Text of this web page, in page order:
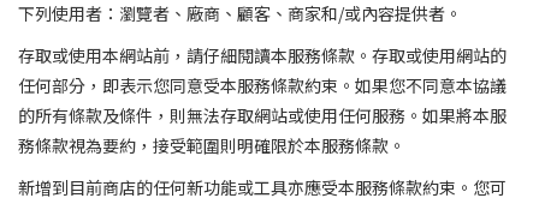
下列使用者：瀏覽者、廠商、顧客、商家和/或內容提供者。
存取或使用本網站前，請仔細閱讀本服務條款。存取或使用網站的
任何部分，即表示您同意受本服務條款約束。如果您不同意本協議
的所有條款及條件，則無法存取網站或使用任何服務。如果將本服
務條款視為要約，接受範圍則明確限於本服務條款。
新增到目前商店的任何新功能或工具亦應受本服務條款約束。您可